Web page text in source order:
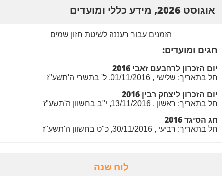
אוגוסט 2026, מידע כללי ומועדים
הזמנים עבור רעננה לשיטת חזון שמים
חגים ומועדים:
יום הזכרון לרחבעם זאבי 2016
חל בתאריך: שלישי , 01/11/2016, ל' בתשרי ה'תשע"ז
יום הזכרון ליצחק רבין 2016
חל בתאריך: ראשון , 13/11/2016, י"ב בחשוון ה'תשע"ז
חג הסיגד 2016
חל בתאריך: רביעי , 30/11/2016, כ"ט בחשוון ה'תשע"ז
לוח שנה